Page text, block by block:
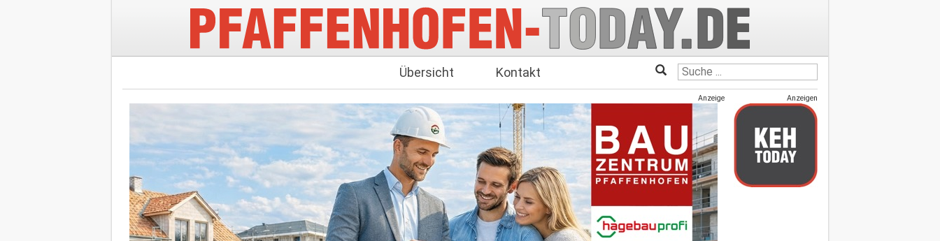
Übersicht Kontakt
Anzeige Anzeigen